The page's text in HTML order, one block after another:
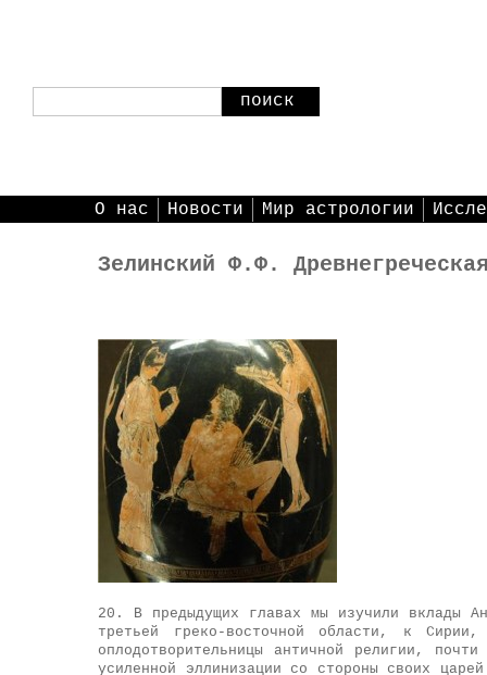
поиск
О нас Новости Мир астрологии
Зелинский Ф.Ф.
20. В предыдущих главах мы изучили вклады
третьей греко-восточной области, к
оплодотворительницы античной религии,
усиленной эллинизации со стороны своих